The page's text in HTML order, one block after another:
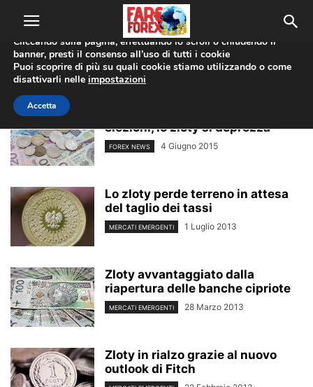
Home Tags Zloty
zloty
elezioni, lo zloty si deprezza
FOREX NEWS 4 Giugno 2015
Lo zloty perde terreno in attesa
del taglio dei tassi
MERCATI EMERGENTI 1 Luglio 2013
Zloty avvantaggiato dalla
riapertura delle banche cipriote
MERCATI EMERGENTI 28 Marzo 2013
Zloty in rialzo grazie al nuovo
outlook di Fitch
Utilizziamo i cookie per offrirti la migliore esperienza sul nostro
sito web.
Cliccando sulla pagina, effettuando lo scroll o chiudendo il
banner, presti il consenso all’uso di tutti i cookie
Puoi scoprire di più su quali cookie stiamo utilizzando o come
disattivarli nelle impostazioni
Accetta